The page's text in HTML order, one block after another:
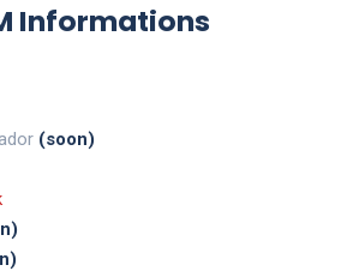
Informations
(soon)